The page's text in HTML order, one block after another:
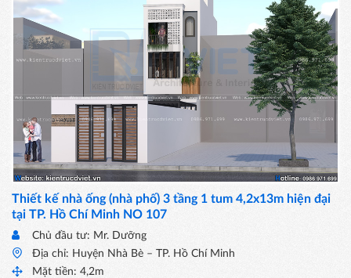
Thiết kế nhà ống (nhà phố) 3 tầng 1 tum 4,2x13m hiện đại
tại TP. Hồ Chí Minh NO 107
Chủ đầu tư: Mr. Dưỡng
Địa chỉ: Huyện Nhà Bè – TP. Hồ Chí Minh
Mặt tiền: 4,2m